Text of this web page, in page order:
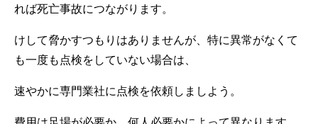
れば死亡事故につながります。
けして脅かすつもりはありませんが、特に異常がなくて
も一度も点検をしていない場合は、
速やかに専門業社に点検を依頼しましよう。